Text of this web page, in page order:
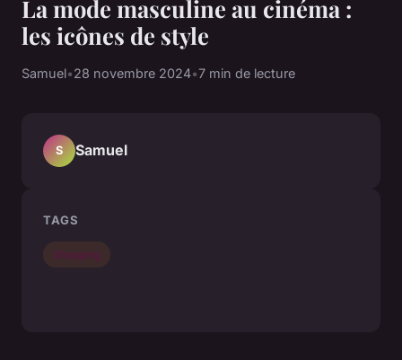
La mode masculine au cinéma :
les icônes de style
Samuel•28 novembre 2024•7 min de lecture
S Samuel
TAGS
Shopping